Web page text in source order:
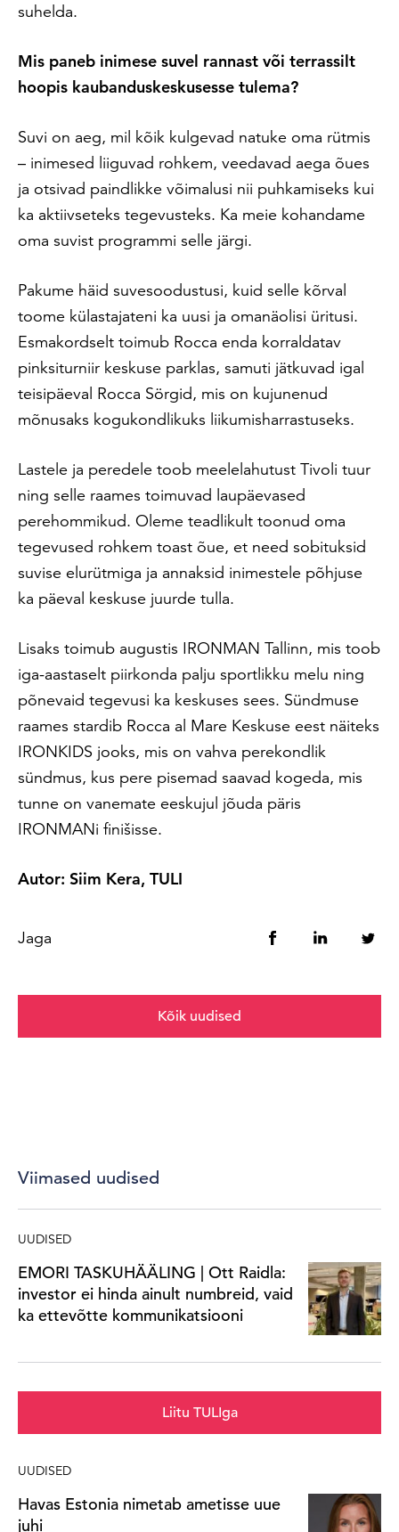
suhelda.
Mis paneb inimese suvel rannast või terrassilt
hoopis kaubanduskeskusesse tulema?
Suvi on aeg, mil kõik kulgevad natuke oma rütmis
– inimesed liiguvad rohkem, veedavad aega õues
ja otsivad paindlikke võimalusi nii puhkamiseks kui
ka aktiivseteks tegevusteks. Ka meie kohandame
oma suvist programmi selle järgi.
Pakume häid suvesoodustusi, kuid selle kõrval
toome külastajateni ka uusi ja omanäolisi üritusi.
Esmakordselt toimub Rocca enda korraldatav
pinksiturniir keskuse parklas, samuti jätkuvad igal
teisipäeval Rocca Sörgid, mis on kujunenud
mõnusaks kogukondlikuks liikumisharrastuseks.
Lastele ja peredele toob meelelahutust Tivoli tuur
ning selle raames toimuvad laupäevased
perehommikud. Oleme teadlikult toonud oma
tegevused rohkem toast õue, et need sobituksid
suvise elurütmiga ja annaksid inimestele põhjuse
ka päeval keskuse juurde tulla.
Lisaks toimub augustis IRONMAN Tallinn, mis toob
iga-aastaselt piirkonda palju sportlikku melu ning
põnevaid tegevusi ka keskuses sees. Sündmuse
raames stardib Rocca al Mare Keskuse eest näiteks
IRONKIDS jooks, mis on vahva perekondlik
sündmus, kus pere pisemad saavad kogeda, mis
tunne on vanemate eeskujul jõuda päris
IRONMANi finišisse.
Autor: Siim Kera, TULI
Jaga
Kõik uudised
Viimased uudised
UUDISED
EMORI TASKUHÄÄLING | Ott Raidla:
investor ei hinda ainult numbreid, vaid
ka ettevõtte kommunikatsiooni
Liitu TULIga
UUDISED
Havas Estonia nimetab ametisse uue
juhi